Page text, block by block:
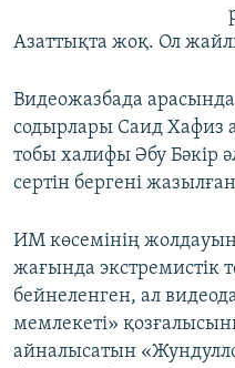
Азаттықта жоқ. Ол
Видеожазбада
содырлары Саид Хафиз
тобы халифы Әбу Бәкір
сертін бергені
ИМ көсемінің жолдауын
жағында экстремистік
бейнеленген, ал
мемлекеті»
айналысатын